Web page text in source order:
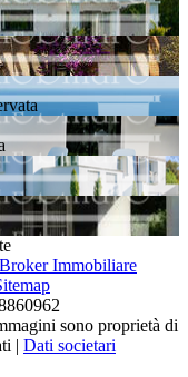
Immobiliare
sono proprietà di
| Dati societari